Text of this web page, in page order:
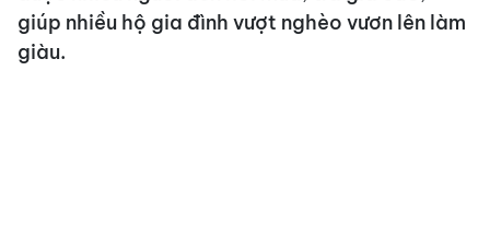
giúp nhiều hộ gia đình vượt nghèo vươn lên làm
giàu.